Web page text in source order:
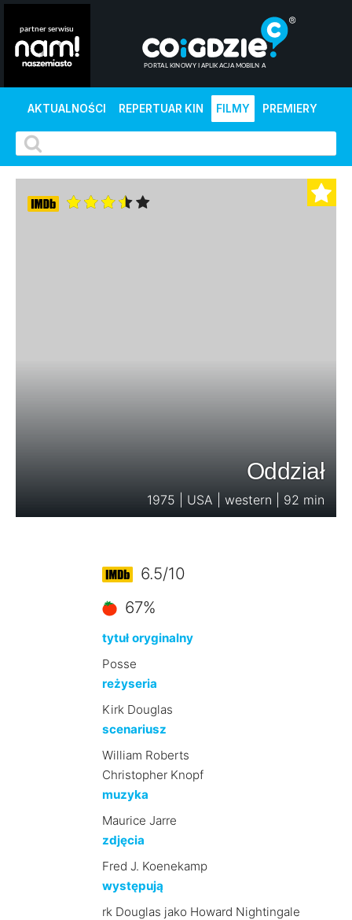
AKTUALNOŚCI REPERTUAR KIN FILMY PREMIERY
Oddział
1975 | USA | western | 92 min
6.5/10
67%
tytuł oryginalny
Posse
reżyseria
Kirk Douglas
scenariusz
William Roberts
Christopher Knopf
muzyka
Maurice Jarre
zdjęcia
Fred J. Koenekamp
występują
rk Douglas jako Howard Nightingale